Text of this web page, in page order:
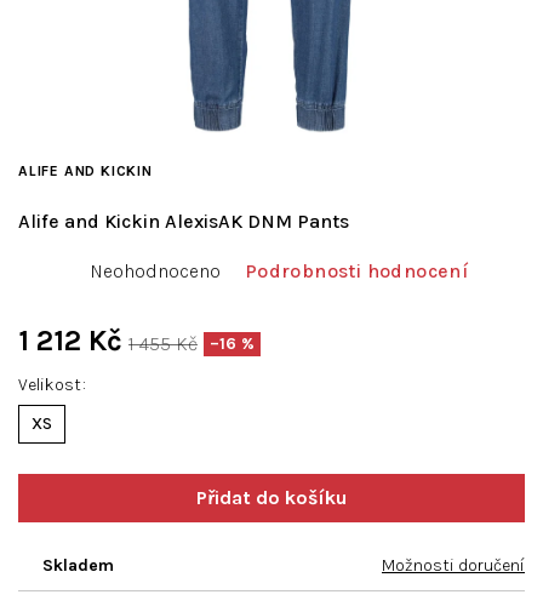
Velikost
XS
1 455 Kč –16 %
1 212 Kč
Skladem Možnosti doručení
Alife and Kickin AlexisAK DNM Pants
ALIFE AND KICKIN
hodnocení
je
0,0
Neohodnoceno Podrobnosti hodnocení